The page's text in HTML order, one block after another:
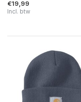
€19,99
Incl. btw